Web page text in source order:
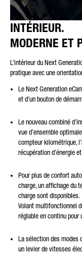
INTÉRIEUR.
MODERNE ET
L’intérieur du Next
pratique avec une
Le Next Generation
et d’un bouton de
Le nouveau combiné
vue d’ensemble
compteur kilométrique,
récupération d’énergie
Pour plus de confort
charge, un affichage du
charge sont disponibles.
Volant multifonctionnel
réglable en continu pour
La sélection des modes
un levier de vitesses